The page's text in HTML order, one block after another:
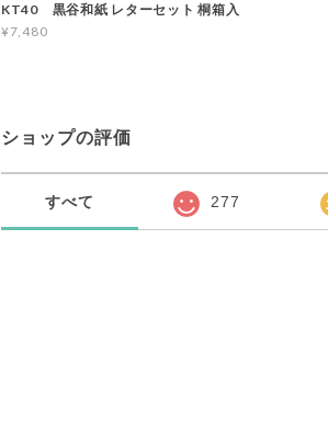
KT40 黒谷和紙 レターセット 桐箱入
¥7,480
ショップの評価
すべて 277